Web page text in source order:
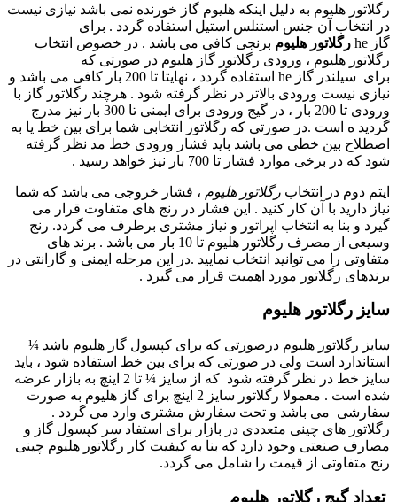
رگلاتور هلیوم به دلیل اینکه هلیوم گاز خورنده نمی باشد نیازی نیست
در انتخاب آن جنس استنلس استیل استفاده گردد . برای
گاز he رگلاتور هلیوم برنجی کافی می باشد . در خصوص انتخاب
رگلاتور هلیوم ، ورودی رگلاتور گاز هلیوم در صورتی که
برای سیلندر گاز he
استفاده گردد ، نهایتا تا 200 بار کافی می باشد و
نیازی نیست ورودی بالاتر در نظر گرفته شود . هرچند رگلاتور گاز با
ورودی تا 200 بار ، در گیج ورودی برای ایمنی تا 300 بار نیز مدرج
گردید ه است .در صورتی که رگلاتور انتخابی شما برای بین خط یا به
اصطلاح بین خطی می باشد باید فشار ورودی خط مد نظر گرفته
شود که در برخی موارد فشار تا 700 بار نیز خواهد رسید .
ایتم دوم در انتخاب رگلاتور هلیوم ، فشار خروجی می باشد که شما
نیاز دارید با آن کار کنید . این فشار در رنج های متفاوت قرار می
گیرد و بنا به انتخاب اپراتور و نیاز مشتری برطرف می گردد. رنج
وسیعی از مصرف رگلاتور هلیوم تا 10 بار می باشد . برند های
متفاوتی را می توانید انتخاب نمایید .در این مرحله ایمنی و گارانتی در
برندهای رگلاتور مورد اهمیت قرار می گیرد .
سایز رگلاتور هلیوم
سایز رگلاتور هلیوم درصورتی که برای کپسول گاز هلیوم باشد ¼
استاندارد است ولی در صورتی که برای بین خط استفاده شود ، باید
سایز خط در نظر گرفته شود که از سایز ¼ تا 2 اینچ به بازار عرضه
شده است . معمولا رگلاتور سایز 2 اینچ برای گاز هلیوم به صورت
سفارشی می باشد و تحت سفارش مشتری وارد می گردد .
رگلاتور های چینی متعددی در بازار برای استفاد سر کپسول گاز و
مصارف صنعتی وجود دارد که بنا به کیفیت کار رگلاتور هلیوم چینی
رنج متفاوتی از قیمت را شامل می گردد.
تعداد گیج رگلاتور هلیوم